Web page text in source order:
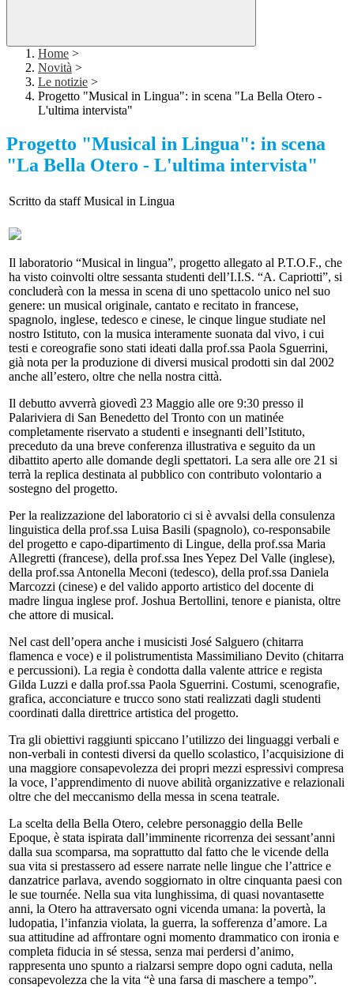
Home >
Novità >
Le notizie >
Progetto "Musical in Lingua": in scena "La Bella Otero -
L'ultima intervista"
Progetto "Musical in Lingua": in scena
"La Bella Otero - L'ultima intervista"
Scritto da staff Musical in Lingua
Il laboratorio “Musical in lingua”, progetto allegato al P.T.O.F., che
ha visto coinvolti oltre sessanta studenti dell’I.I.S. “A. Capriotti”, si
concluderà con la messa in scena di uno spettacolo unico nel suo
genere: un musical originale, cantato e recitato in francese,
spagnolo, inglese, tedesco e cinese, le cinque lingue studiate nel
nostro Istituto, con la musica interamente suonata dal vivo, i cui
testi e coreografie sono stati ideati dalla prof.ssa Paola Sguerrini,
già nota per la produzione di diversi musical prodotti sin dal 2002
anche all’estero, oltre che nella nostra città.
Il debutto avverrà giovedì 23 Maggio alle ore 9:30 presso il
Palariviera di San Benedetto del Tronto con un matinée
completamente riservato a studenti e insegnanti dell’Istituto,
preceduto da una breve conferenza illustrativa e seguito da un
dibattito aperto alle domande degli spettatori. La sera alle ore 21 si
terrà la replica destinata al pubblico con contributo volontario a
sostegno del progetto.
Per la realizzazione del laboratorio ci si è avvalsi della consulenza
linguistica della prof.ssa Luisa Basili (spagnolo), co-responsabile
del progetto e capo-dipartimento di Lingue, della prof.ssa Maria
Allegretti (francese), della prof.ssa Ines Yepez Del Valle (inglese),
della prof.ssa Antonella Meconi (tedesco), della prof.ssa Daniela
Marcozzi (cinese) e del valido apporto artistico del docente di
madre lingua inglese prof. Joshua Bertollini, tenore e pianista, oltre
che attore di musical.
Nel cast dell’opera anche i musicisti José Salguero (chitarra
flamenca e voce) e il polistrumentista Massimiliano Devito (chitarra
e percussioni). La regia è condotta dalla valente attrice e regista
Gilda Luzzi e dalla prof.ssa Paola Sguerrini. Costumi, scenografie,
grafica, acconciature e trucco sono stati realizzati dagli studenti
coordinati dalla direttrice artistica del progetto.
Tra gli obiettivi raggiunti spiccano l’utilizzo dei linguaggi verbali e
non-verbali in contesti diversi da quello scolastico, l’acquisizione di
una maggiore consapevolezza dei propri mezzi espressivi compresa
la voce, l’apprendimento di nuove abilità organizzative e relazionali
oltre che del meccanismo della messa in scena teatrale.
La scelta della Bella Otero, celebre personaggio della Belle
Epoque, è stata ispirata dall’imminente ricorrenza dei sessant’anni
dalla sua scomparsa, ma soprattutto dal fatto che le vicende della
sua vita si prestassero ad essere narrate nelle lingue che l’attrice e
danzatrice parlava, avendo soggiornato in oltre cinquanta paesi con
le sue tournée. Nella sua vita lunghissima, di quasi novantasette
anni, la Otero ha attraversato ogni vicenda umana: la povertà, la
ludopatia, l’infanzia violata, la guerra, la sofferenza d’amore. La
sua attitudine ad affrontare ogni momento drammatico con ironia e
completa fiducia in sé stessa, senza mai perdersi d’animo,
rappresenta uno spunto a rialzarsi sempre dopo ogni caduta, nella
consapevolezza che la vita “è una farsa di maschere a tempo”.